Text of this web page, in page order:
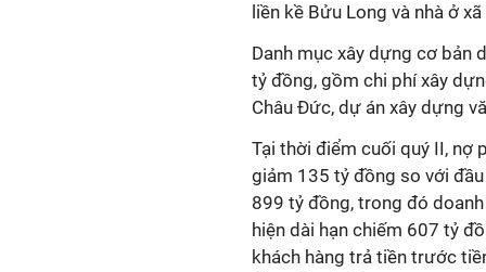
liền kề Bửu Long và nhà ở
Danh mục xây dựng cơ bản
tỷ đồng, gồm chi phí xây
Châu Đức, dự án xây dựng
Tại thời điểm cuối quý II, nợ
giảm 135 tỷ đồng so với
899 tỷ đồng, trong đó
hiện dài hạn chiếm 607 tỷ
khách hàng trả tiền trước